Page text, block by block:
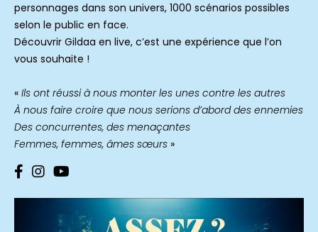
personnages dans son univers, 1000 scénarios possibles
selon le public en face.
Découvrir Gildaa en live, c’est une expérience que l’on
vous souhaite !
« Ils ont réussi à nous monter les unes contre les autres
À nous faire croire que nous serions d’abord des ennemies
Des concurrentes, des menaçantes
Femmes, femmes, âmes sœurs »